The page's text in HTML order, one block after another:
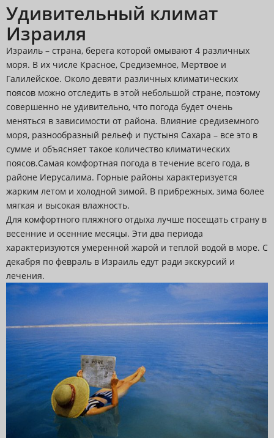
Удивительный климат
Израиля
Израиль – страна, берега которой омывают 4 различных
моря. В их числе Красное, Средиземное, Мертвое и
Галилейское. Около девяти различных климатических
поясов можно отследить в этой небольшой стране, поэтому
совершенно не удивительно, что погода будет очень
меняться в зависимости от района. Влияние средиземного
моря, разнообразный рельеф и пустыня Сахара – все это в
сумме и объясняет такое количество климатических
поясов.Самая комфортная погода в течение всего года, в
районе Иерусалима. Горные районы характеризуется
жарким летом и холодной зимой. В прибрежных, зима более
мягкая и высокая влажность.
Для комфортного пляжного отдыха лучше посещать страну в
весенние и осенние месяцы. Эти два периода
характеризуются умеренной жарой и теплой водой в море. С
декабря по февраль в Израиль едут ради экскурсий и
лечения.